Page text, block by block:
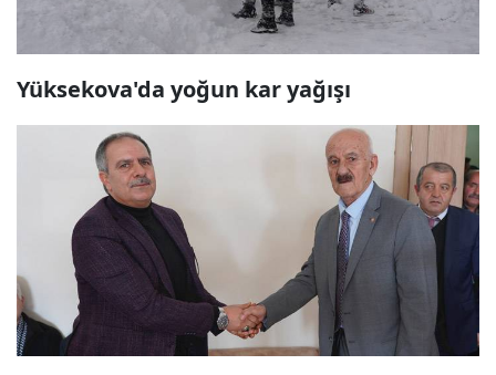
Yüksekova'da yoğun kar yağışı